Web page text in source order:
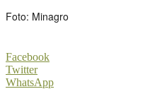
Foto: Minagro
Facebook
Twitter
WhatsApp